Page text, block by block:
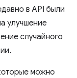
в API были
улучшение
случайного
можно